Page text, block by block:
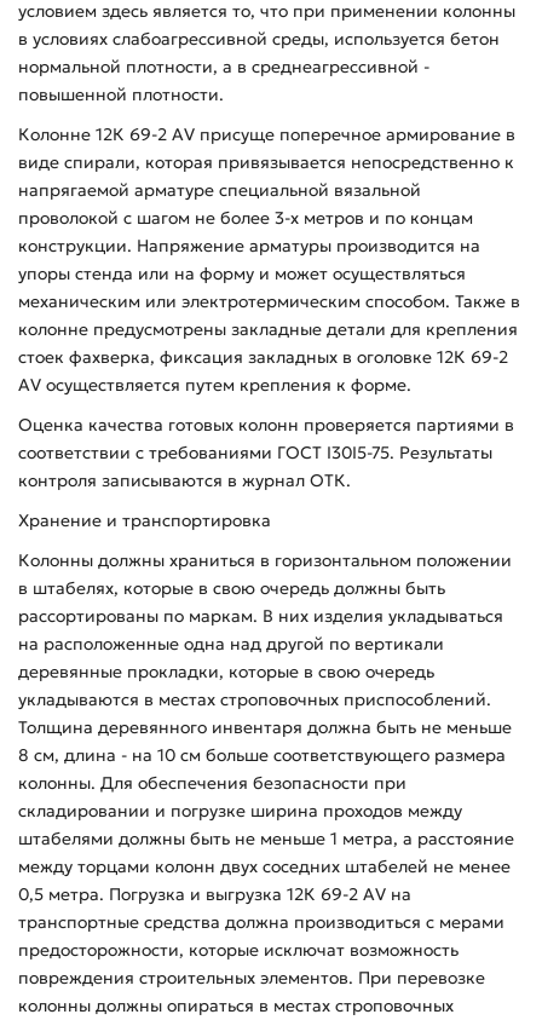
условием здесь является то, что при применении колонны
в условиях слабоагрессивной среды, используется бетон
нормальной плотности, а в среднеагрессивной -
повышенной плотности.
Колонне 12К 69-2 АV присуще поперечное армирование в
виде спирали, которая привязывается непосредственно к
напрягаемой арматуре специальной вязальной
проволокой с шагом не более 3-х метров и по концам
конструкции. Напряжение арматуры производится на
упоры стенда или на форму и может осуществляться
механическим или электротермическим способом. Также в
колонне предусмотрены закладные детали для крепления
стоек фахверка, фиксация закладных в оголовке 12К 69-2
АV осуществляется путем крепления к форме.
Оценка качества готовых колонн проверяется партиями в
соответствии с требованиями ГОСТ I30I5-75. Результаты
контроля записываются в журнал ОТК.
Хранение и транспортировка
Колонны должны храниться в горизонтальном положении
в штабелях, которые в свою очередь должны быть
рассортированы по маркам. В них изделия укладываться
на расположенные одна над другой по вертикали
деревянные прокладки, которые в свою очередь
укладываются в местах строповочных приспособлений.
Толщина деревянного инвентаря должна быть не меньше
8 см, длина - на 10 см больше соответствующего размера
колонны. Для обеспечения безопасности при
складировании и погрузке ширина проходов между
штабелями должны быть не меньше 1 метра, а расстояние
между торцами колонн двух соседних штабелей не менее
0,5 метра. Погрузка и выгрузка 12К 69-2 АV на
транспортные средства должна производиться с мерами
предосторожности, которые исключат возможность
повреждения строительных элементов. При перевозке
колонны должны опираться в местах строповочных